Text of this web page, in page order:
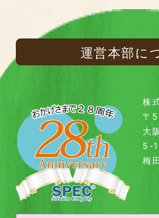
運営本部に
株
〒
大
5-
梅